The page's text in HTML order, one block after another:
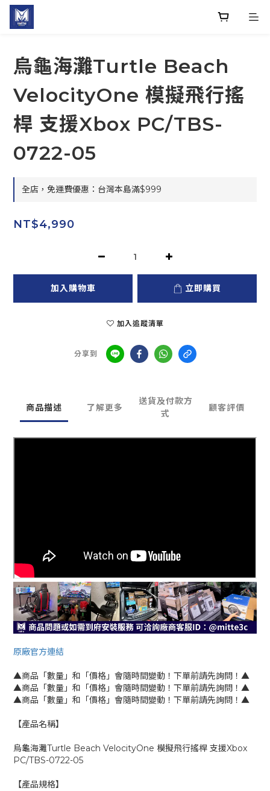
烏龜海灘Turtle Beach
VelocityOne 模擬飛行搖
桿 支援Xbox PC/TBS-
0722-05
全店，免運費優惠：台灣本島滿$999
NT$4,990
加入購物車 立即購買
加入追蹤清單
分享到
商品描述 了解更多
送貨及付款方
式
顧客評價
原廠官方連結
▲商品「數量」和「價格」會隨時間變動！下單前請先詢問！▲
▲商品「數量」和「價格」會隨時間變動！下單前請先詢問！▲
▲商品「數量」和「價格」會隨時間變動！下單前請先詢問！▲
【產品名稱】
烏龜海灘Turtle Beach VelocityOne 模擬飛行搖桿 支援Xbox
PC/TBS-0722-05
【產品規格】